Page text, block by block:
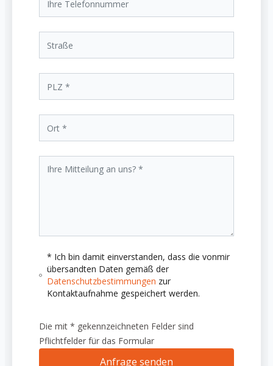
* Ich bin damit einverstanden, dass die vonmir
übersandten Daten gemäß der
Datenschutzbestimmungen zur
Kontaktaufnahme gespeichert werden.
Die mit * gekennzeichneten Felder sind
Pflichtfelder für das Formular
Anfrage senden